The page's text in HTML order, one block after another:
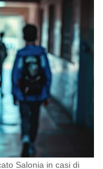
Salonia in casi di